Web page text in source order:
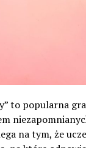
to popularna
na tym, że